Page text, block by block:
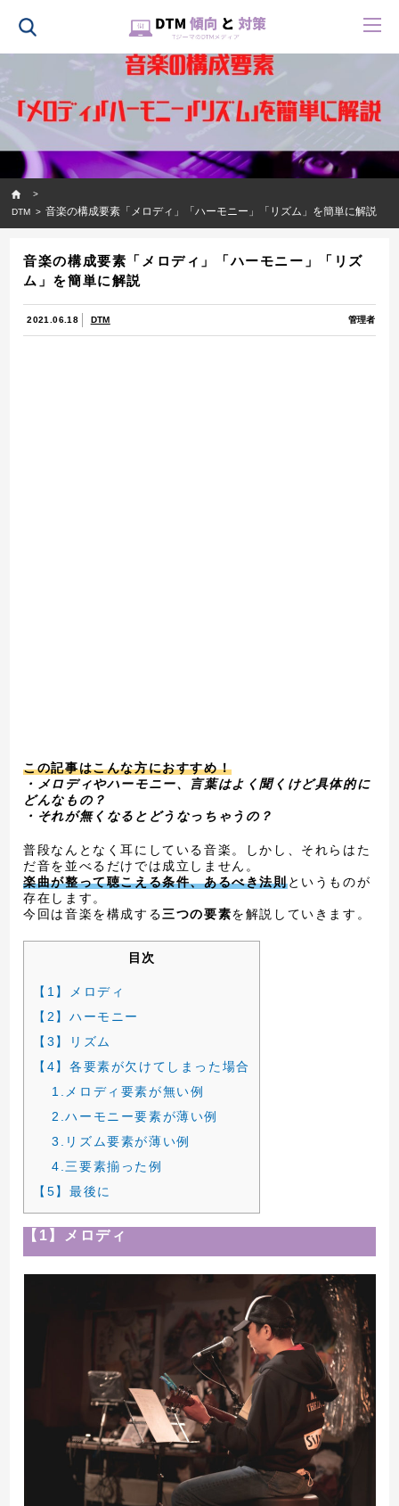
DTM 音楽の構成要素「メロディ」「ハーモニー」「リズム」を簡単に解説
音楽の構成要素「メロディ」「ハーモニー」「リズ
ム」を簡単に解説
2021.06.18 DTM 管理者
この記事はこんな方におすすめ！
・メロディやハーモニー、言葉はよく聞くけど具体的に
どんなもの？
・それが無くなるとどうなっちゃうの？
普段なんとなく耳にしている音楽。しかし、それらはた
だ音を並べるだけでは成立しません。
楽曲が整って聴こえる条件、あるべき法則というものが
存在します。
今回は音楽を構成する三つの要素を解説していきます。
目次
【1】メロディ
【2】ハーモニー
【3】リズム
【4】各要素が欠けてしまった場合
1.メロディ要素が無い例
2.ハーモニー要素が薄い例
3.リズム要素が薄い例
4.三要素揃った例
【5】最後に
【1】メロディ